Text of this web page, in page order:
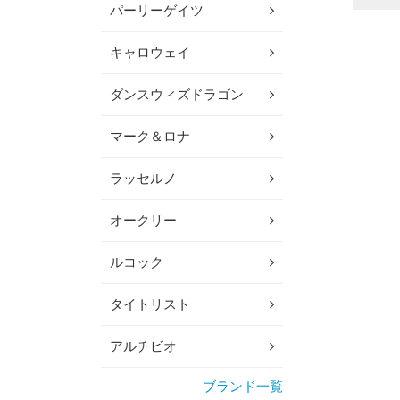
パーリーゲイツ
キャロウェイ
ダンスウィズドラゴン
マーク＆ロナ
ラッセルノ
オークリー
ルコック
タイトリスト
アルチビオ
ブランド一覧